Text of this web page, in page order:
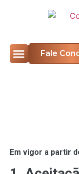
Fale
Em vigor a partir